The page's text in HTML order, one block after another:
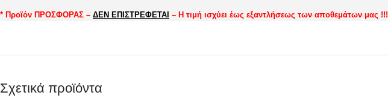
* Προϊόν ΠΡΟΣΦΟΡΑΣ – ΔΕΝ ΕΠΙΣΤΡΕΦΕΤΑΙ – Η τιμή ισχύει έως εξαντλήσεως των αποθεμάτων μας !!!
Σχετικά προϊόντα